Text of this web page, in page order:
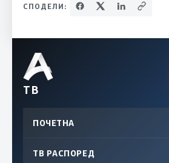
СПОДЕЛИ:
ТВ
ПОЧЕТНА
ТВ РАСПОРЕД